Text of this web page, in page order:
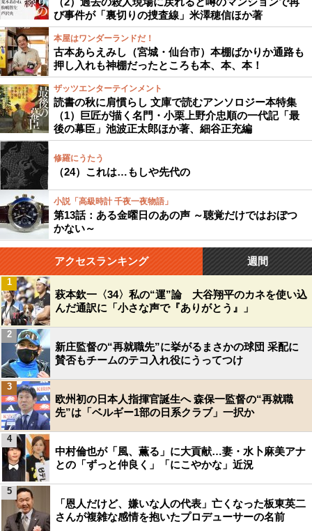
び事件が「裏切りの捜査線」米澤穂信ほか著
本屋はワンダーランドだ！
古本あらえみし（宮城・仙台市）本棚ばかりか通路も
押し入れも神棚だったところも本、本、本！
ザッツエンターテインメント
読書の秋に肩慣らし 文庫で読むアンソロジー本特集
（1）巨匠が描く名門・小栗上野介忠順の一代記「最
後の幕臣」池波正太郎ほか著、細谷正充編
修羅にうたう
（24）これは…もしや先代の
小説「高級時計 千夜一夜物語」
第13話：ある金曜日のあの声 ～聴覚だけではおぼつ
かない～
アクセスランキング 週間
萩本欽一〈34〉私の“運”論 大谷翔平のカネを使い込
んだ通訳に「小さな声で『ありがとう』」
1
新庄監督の“再就職先”に挙がるまさかの球団 采配に
賛否もチームのテコ入れ役にうってつけ
2
欧州初の日本人指揮官誕生へ 森保一監督の“再就職
先”は「ベルギー1部の日系クラブ」一択か
3
中村倫也が「風、薫る」に大貢献…妻・水卜麻美アナ
との「ずっと仲良く」「にこやかな」近況
4
「恩人だけど、嫌いな人の代表」亡くなった板東英二
さんが複雑な感情を抱いたプロデューサーの名前
5